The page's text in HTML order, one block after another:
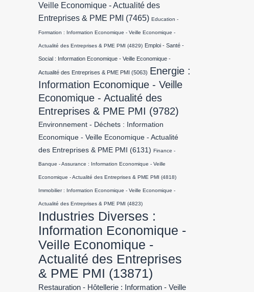
Veille Economique - Actualité des
Entreprises & PME PMI (7465) Education -
Formation : Information Economique - Veille Economique -
Actualité des Entreprises & PME PMI (4829) Emploi - Santé -
Social : Information Economique - Veille Economique -
Actualité des Entreprises & PME PMI (5063) Energie :
Information Economique - Veille
Economique - Actualité des
Entreprises & PME PMI (9782)
Environnement - Déchets : Information
Economique - Veille Economique - Actualité
des Entreprises & PME PMI
(6131) Finance -
Banque - Assurance : Information Economique - Veille
Economique - Actualité des Entreprises & PME PMI (4818)
Immobilier : Information Economique - Veille Economique -
Actualité des Entreprises & PME PMI (4823)
Industries Diverses :
Information Economique -
Veille Economique -
Actualité des Entreprises
& PME PMI (13871)
Restauration - Hôtellerie : Information - Veille